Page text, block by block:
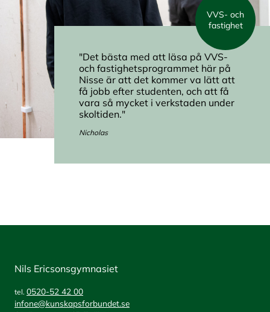
"Det bästa med att läsa på VVS-
och fastighetsprogrammet här på
Nisse är att det kommer va lätt att
få jobb efter studenten, och att få
vara så mycket i verkstaden under
skoltiden."
Nicholas
VVS- och
fastighet
Nils Ericsonsgymnasiet
tel. 0520-52 42 00
infone@kunskapsforbundet.se